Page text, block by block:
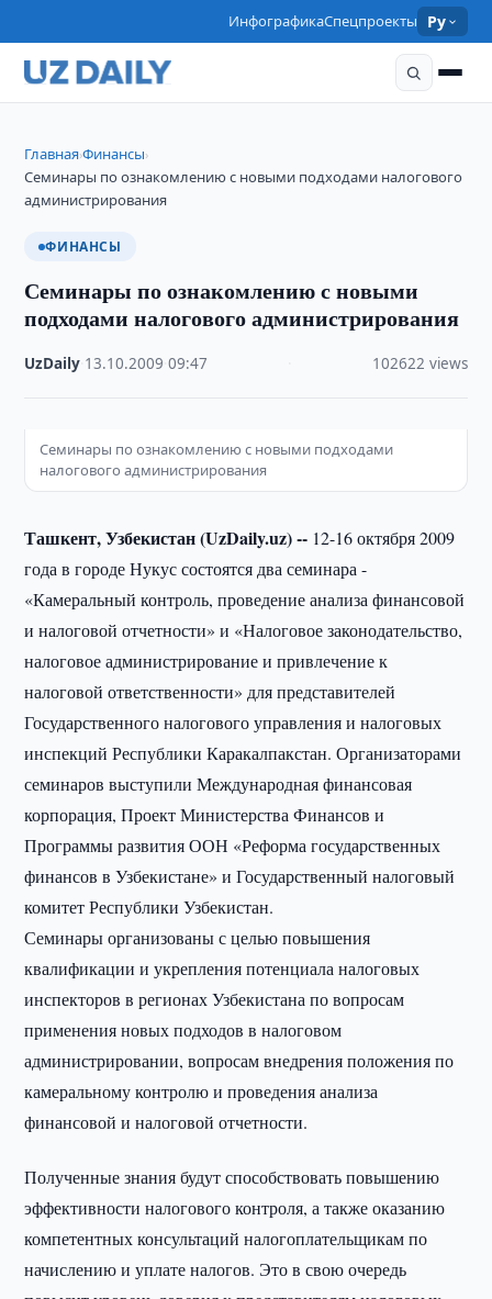
ИнфографикаСпецпроекты Ру
Главная›Финансы›
Семинары по ознакомлению с новыми подходами налогового
администрирования
ФИНАНСЫ
Семинары по ознакомлению с новыми
подходами налогового администрирования
UzDaily 13.10.2009 ·09:47 102622 views
Семинары по ознакомлению с новыми подходами
налогового администрирования
Ташкент, Узбекистан (UzDaily.uz) -- 12-16 октября 2009
года в городе Нукус состоятся два семинара -
«Камеральный контроль, проведение анализа финансовой
и налоговой отчетности» и «Налоговое законодательство,
налоговое администрирование и привлечение к
налоговой ответственности» для представителей
Государственного налогового управления и налоговых
инспекций Республики Каракалпакстан. Организаторами
семинаров выступили Международная финансовая
корпорация, Проект Министерства Финансов и
Программы развития ООН «Реформа государственных
финансов в Узбекистане» и Государственный налоговый
комитет Республики Узбекистан.
Семинары организованы с целью повышения
квалификации и укрепления потенциала налоговых
инспекторов в регионах Узбекистана по вопросам
применения новых подходов в налоговом
администрировании, вопросам внедрения положения по
камеральному контролю и проведения анализа
финансовой и налоговой отчетности.
Полученные знания будут способствовать повышению
эффективности налогового контроля, а также оказанию
компетентных консультаций налогоплательщикам по
начислению и уплате налогов. Это в свою очередь